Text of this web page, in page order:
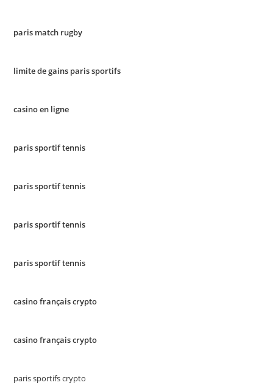
paris match rugby
limite de gains paris sportifs
casino en ligne
paris sportif tennis
paris sportif tennis
paris sportif tennis
paris sportif tennis
casino français crypto
casino français crypto
paris sportifs crypto